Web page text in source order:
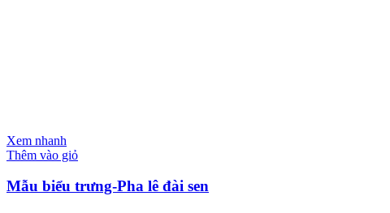
Xem nhanh
Thêm vào giỏ
Mẫu biểu trưng-Pha lê đài sen